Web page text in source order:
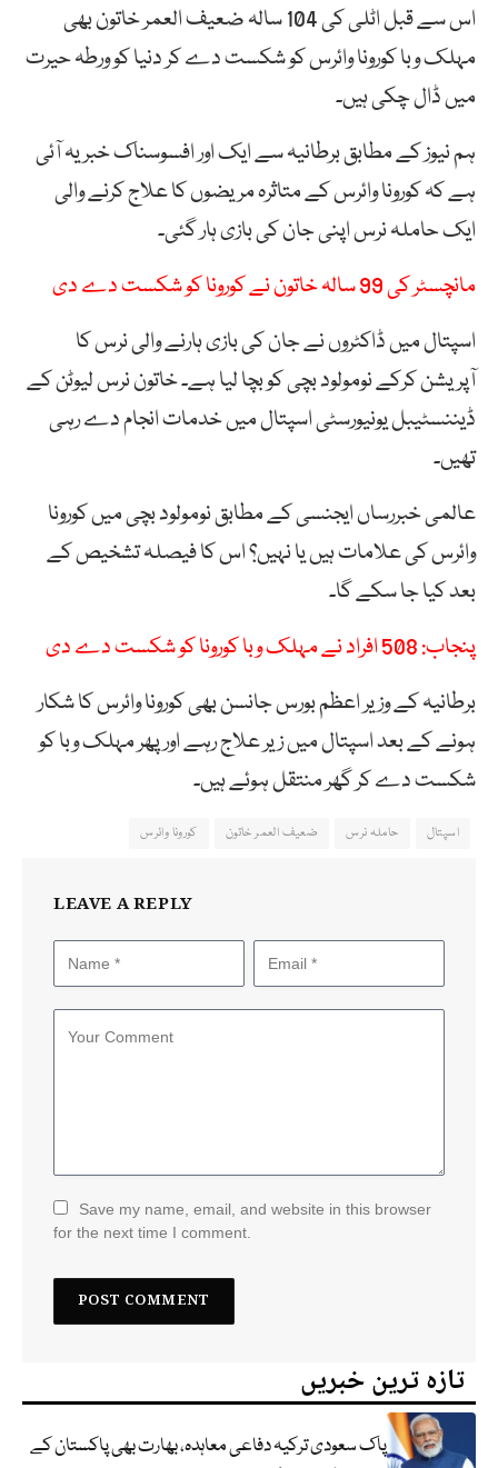
اس سے قبل اٹلی کی 104 سالہ ضعیف العمر خاتون بھی
مہلک وبا کورونا وائرس کو شکست دے کر دنیا کو ورطہ حیرت
میں ڈال چکی ہیں۔
ہم نیوز کے مطابق برطانیہ سے ایک اور افسوسناک خبر یہ آئی
ہے کہ کورونا وائرس کے متاثرہ مریضوں کا علاج کرنے والی
ایک حاملہ نرس اپنی جان کی بازی ہار گئی۔
مانچسٹر کی 99 سالہ خاتون نے کورونا کو شکست دے دی
اسپتال میں ڈاکٹروں نے جان کی بازی ہارنے والی نرس کا
آپریشن کرکے نومولود بچی کو بچا لیا ہے۔ خاتون نرس لیوٹن کے
ڈیننسٹیبل یونیورسٹی اسپتال میں خدمات انجام دے رہی
تھیں۔
عالمی خبررساں ایجنسی کے مطابق نومولود بچی میں کورونا
وائرس کی علامات ہیں یا نہیں؟ اس کا فیصلہ تشخیص کے
بعد کیا جا سکے گا۔
پنجاب: 508 افراد نے مہلک وبا کورونا کو شکست دے دی
برطانیہ کے وزیر اعظم بورس جانسن بھی کورونا وائرس کا شکار
ہونے کے بعد اسپتال میں زیر علاج رہے اور پھر مہلک وبا کو
شکست دے کر گھر منتقل ہوئے ہیں۔
اسپتال حاملہ نرس ضعیف العمر خاتون کورونا وائرس
LEAVE A REPLY
Save my name, email, and website in this browser
for the next time I comment.
تازہ ترین خبریں
پاک سعودی ترکیہ دفاعی معاہدہ، بھارت بھی پاکستان کے